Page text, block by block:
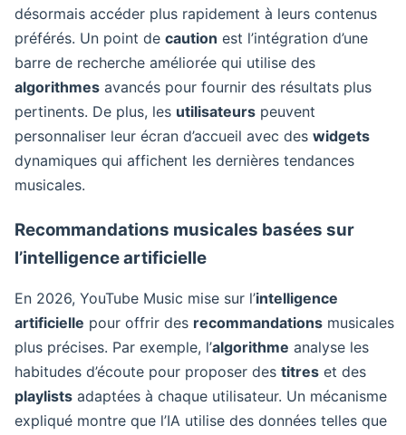
désormais accéder plus rapidement à leurs contenus
préférés. Un point de caution est l’intégration d’une
barre de recherche améliorée qui utilise des
algorithmes avancés pour fournir des résultats plus
pertinents. De plus, les utilisateurs peuvent
personnaliser leur écran d’accueil avec des widgets
dynamiques qui affichent les dernières tendances
musicales.
Recommandations musicales basées sur
l’intelligence artificielle
En 2026, YouTube Music mise sur l’intelligence
artificielle pour offrir des recommandations musicales
plus précises. Par exemple, l’algorithme analyse les
habitudes d’écoute pour proposer des titres et des
playlists adaptées à chaque utilisateur. Un mécanisme
expliqué montre que l’IA utilise des données telles que